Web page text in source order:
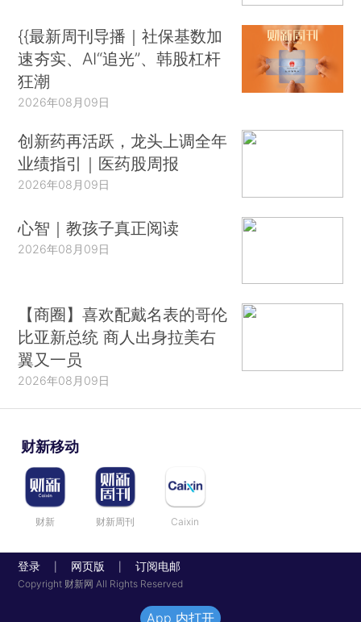
{{最新周刊导播｜社保基数加
速夯实、AI“追光”、韩股杠杆
狂潮
2026年08月09日
创新药再活跃，龙头上调全年
业绩指引｜医药股周报
2026年08月09日
心智｜教孩子真正阅读
2026年08月09日
【商圈】喜欢配戴名表的哥伦
比亚新总统 商人出身拉美右
翼又一员
2026年08月09日
财新移动
财新 财新周刊 Caixin
登录 网页版 订阅电邮
Copyright 财新网 All Rights Reserved
App 内打开